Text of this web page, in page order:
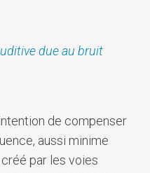
due au bruit
de compenser
aussi minime
par les voies